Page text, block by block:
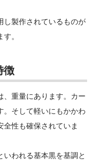
し製作されているものが
。
徴
、重量にあります。カー
。そして軽いにもかかわ
全性も確保されていま
いわれる基本黒を基調と